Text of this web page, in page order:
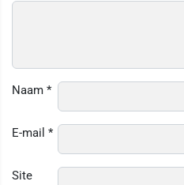
Naam *
E-mail *
Site